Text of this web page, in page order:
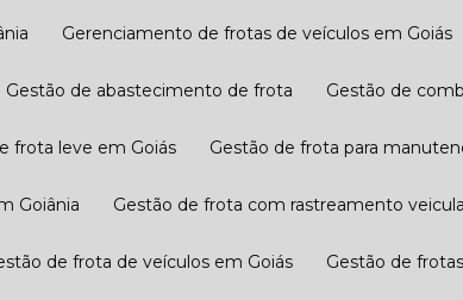
Gerenciamento de frotas de veículos em Goiás
Gestão de abastecimento de frota Gestão de
frota leve em Goiás Gestão de frota para
Goiânia Gestão de frota com rastreamento
de frota de veículos em Goiás Gestão de frotas